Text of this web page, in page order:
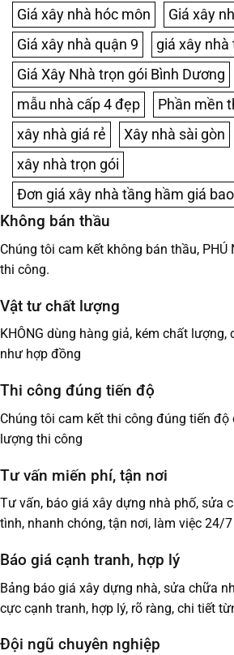
Giá xây nhà hóc môn
Giá xây
Giá xây nhà quận 9
giá xây
Giá Xây Nhà trọn gói Bình Dương
mẫu nhà cấp 4 đẹp
Phần mền
xây nhà giá rẻ
Xây nhà sài gòn
xây nhà trọn gói
Đơn giá xây nhà tầng hầm giá
Không bán thầu
Chúng tôi cam kết không bán thầu, PHÚ
thi công.
Vật tư chất lượng
KHÔNG dùng hàng giả, kém chất
như hợp đồng
Thi công đúng tiến độ
Chúng tôi cam kết thi công đúng tiến độ
lượng thi công
Tư vấn miến phí, tận nơi
Tư vấn, báo giá xây dựng nhà phố, sửa
tình, nhanh chóng, tận nơi, làm việc 24/7
Báo giá cạnh tranh, hợp lý
Bảng báo giá xây dựng nhà, sửa chữa
cực cạnh tranh, hợp lý, rõ ràng, chi tiết
Đội ngũ chuyên nghiệp